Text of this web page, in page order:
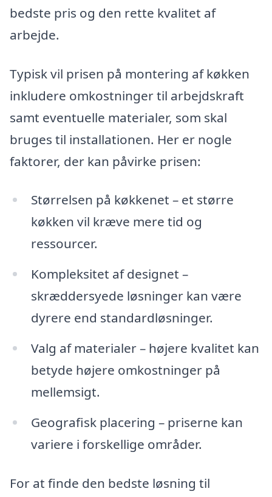
bedste pris og den rette kvalitet af
arbejde.
Typisk vil prisen på montering af køkken
inkludere omkostninger til arbejdskraft
samt eventuelle materialer, som skal
bruges til installationen. Her er nogle
faktorer, der kan påvirke prisen:
Størrelsen på køkkenet – et større
køkken vil kræve mere tid og
ressourcer.
Kompleksitet af designet –
skræddersyede løsninger kan være
dyrere end standardløsninger.
Valg af materialer – højere kvalitet kan
betyde højere omkostninger på
mellemsigt.
Geografisk placering – priserne kan
variere i forskellige områder.
For at finde den bedste løsning til